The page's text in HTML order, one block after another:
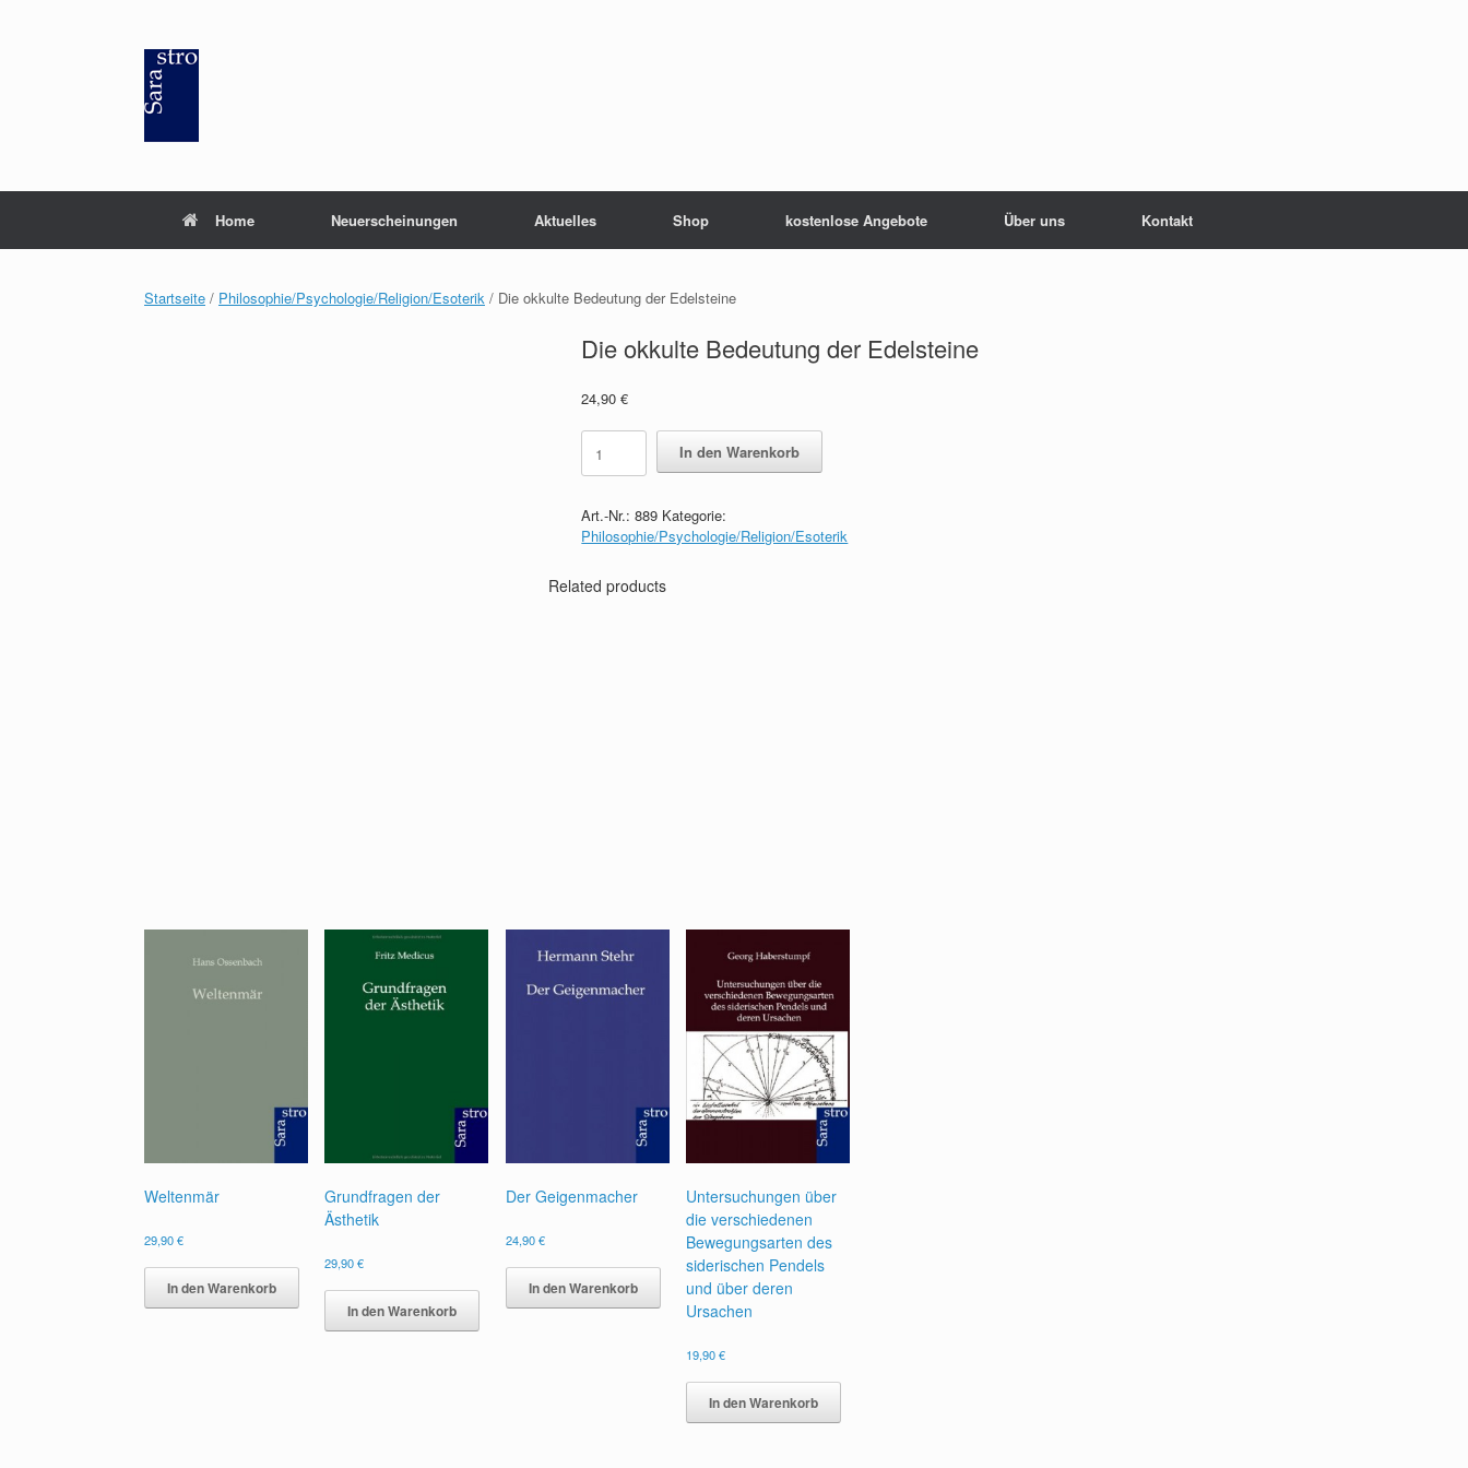
Home Neuerscheinungen Aktuelles Shop kostenlose Angebote Über uns Kontakt
Startseite / Philosophie/Psychologie/Religion/Esoterik / Die okkulte Bedeutung der Edelsteine
Die okkulte Bedeutung der Edelsteine
24,90€
Die
okkulte
Bedeutung
Edelsteine
quantity
In den Warenkorb
Art.-Nr.:889 Kategorie:
Philosophie/Psychologie/Religion/Esoterik
Related products
Weltenmär
29,90€
In den Warenkorb
Grundfragen der
Ästhetik
29,90€
In den Warenkorb
Der Geigenmacher
24,90€
In den Warenkorb
Untersuchungen über
die verschiedenen
Bewegungsarten des
siderischen Pendels
und über deren
Ursachen
19,90€
In den Warenkorb